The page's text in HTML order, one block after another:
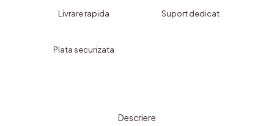
Livrare rapida Suport dedicat
Plata securizata
Descriere